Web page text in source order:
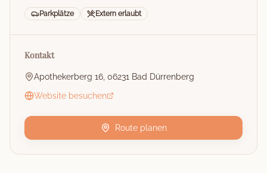
Parkplätze Extern erlaubt
Kontakt
Apothekerberg 16, 06231 Bad Dürrenberg
Website besuchen
Route planen